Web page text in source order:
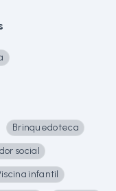
Brinquedoteca
social
infantil